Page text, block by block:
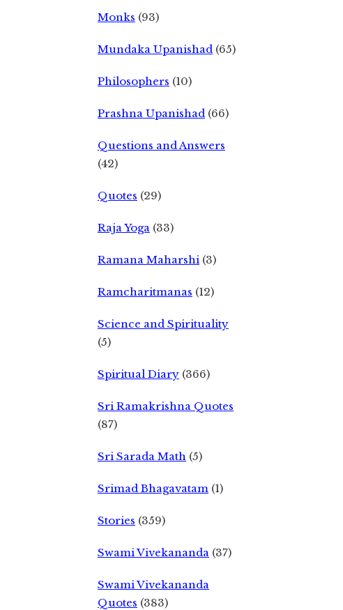
Monks (93)
Mundaka Upanishad (65)
Philosophers (10)
Prashna Upanishad (66)
Questions and Answers
(42)
Quotes (29)
Raja Yoga (33)
Ramana Maharshi (3)
Ramcharitmanas (12)
Science and Spirituality
(5)
Spiritual Diary (366)
Sri Ramakrishna Quotes
(87)
Sri Sarada Math (5)
Srimad Bhagavatam (1)
Stories (359)
Swami Vivekananda (37)
Swami Vivekananda
Quotes (383)